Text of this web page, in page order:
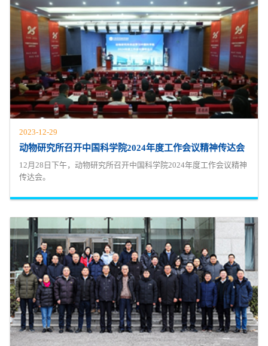
2023-12-29
动物研究所召开中国科学院2024年度工作会议精神传达会
12月28日下午，动物研究所召开中国科学院2024年度工作会议精神
传达会。